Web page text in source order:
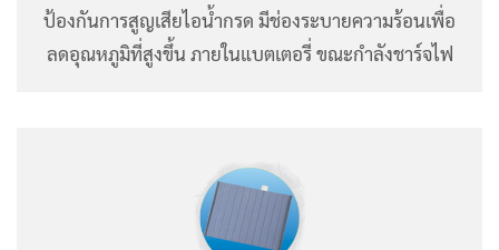
ป้องกันการสูญเสียไอน้ำกรด มีช่องระบายความร้อนเพื่อ
ลดอุณหภูมิที่สูงขึ้น ภายในแบตเตอรี่ ขณะกำลังชาร์จไฟ